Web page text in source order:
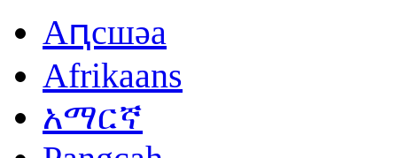
Аԥсшәа
Afrikaans
አማርኛ